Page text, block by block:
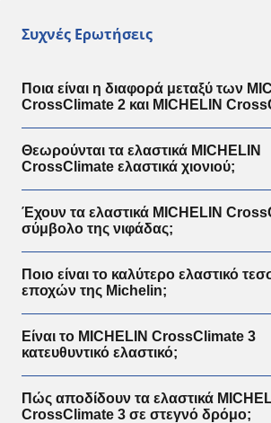
Συχνές Ερωτήσεις
Ποια είναι η διαφορά μεταξύ των
CrossClimate 2 και MICHELIN
Θεωρούνται τα ελαστικά MICHELIN
CrossClimate ελαστικά χιονιού;
Έχουν τα ελαστικά MICHELIN
σύμβολο της νιφάδας;
Ποιο είναι το καλύτερο ελαστικό
εποχών της Michelin;
Είναι το MICHELIN CrossClimate 3
κατευθυντικό ελαστικό;
Πώς αποδίδουν τα ελαστικά
CrossClimate 3 σε στεγνό δρόμο;